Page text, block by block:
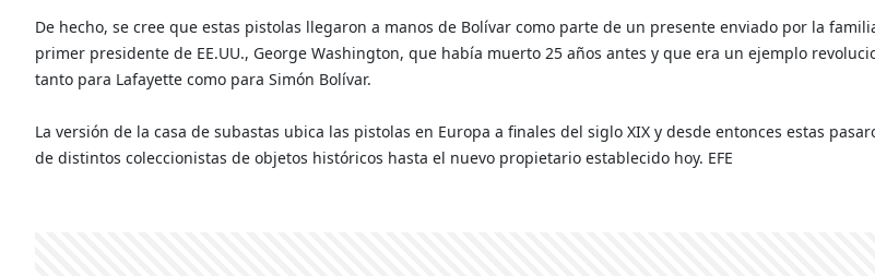
De hecho, se cree que estas pistolas llegaron a manos de Bolívar como parte de un presente enviado por la
primer presidente de EE.UU., George Washington, que había muerto 25 años antes y que era un ejemplo
tanto para Lafayette como para Simón Bolívar.
La versión de la casa de subastas ubica las pistolas en Europa a finales del siglo XIX y desde entonces estas
de distintos coleccionistas de objetos históricos hasta el nuevo propietario establecido hoy. EFE